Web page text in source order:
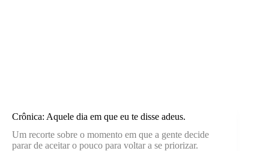
Crônica: Aquele dia em que eu te disse adeus.
Um recorte sobre o momento em que a gente decide
parar de aceitar o pouco para voltar a se priorizar.